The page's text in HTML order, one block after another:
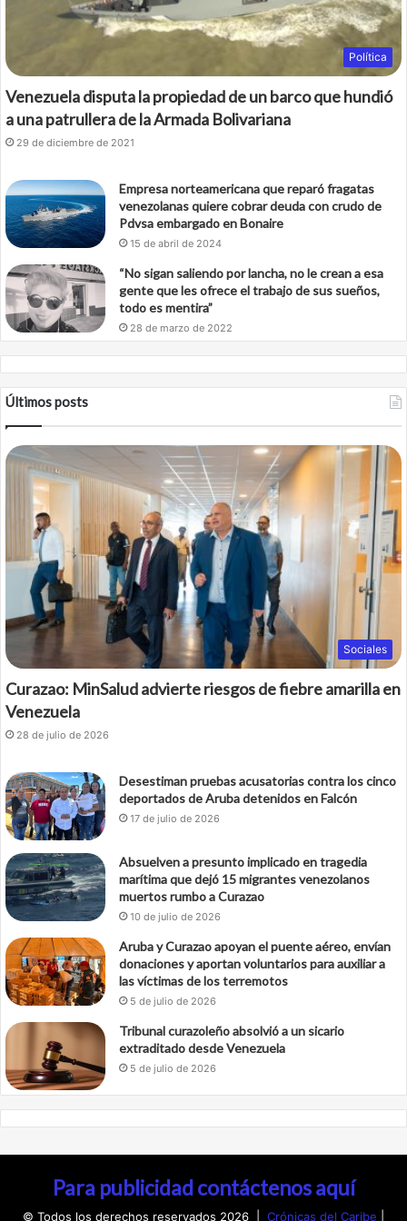
Política
Venezuela disputa la propiedad de un barco que hundió
a una patrullera de la Armada Bolivariana
29 de diciembre de 2021
Empresa norteamericana que reparó fragatas
venezolanas quiere cobrar deuda con crudo de
Pdvsa embargado en Bonaire
15 de abril de 2024
“No sigan saliendo por lancha, no le crean a esa
gente que les ofrece el trabajo de sus sueños,
todo es mentira”
28 de marzo de 2022
Últimos posts
Sociales
Curazao: MinSalud advierte riesgos de fiebre amarilla en
Venezuela
28 de julio de 2026
Desestiman pruebas acusatorias contra los cinco
deportados de Aruba detenidos en Falcón
17 de julio de 2026
Absuelven a presunto implicado en tragedia
marítima que dejó 15 migrantes venezolanos
muertos rumbo a Curazao
10 de julio de 2026
Aruba y Curazao apoyan el puente aéreo, envían
donaciones y aportan voluntarios para auxiliar a
las víctimas de los terremotos
5 de julio de 2026
Tribunal curazoleño absolvió a un sicario
extraditado desde Venezuela
5 de julio de 2026
Para publicidad contáctenos aquí
© Todos los derechos reservados 2026 | Crónicas del Caribe